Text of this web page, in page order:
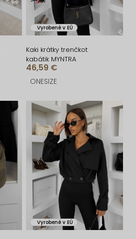
Vyrobené v EÚ
Kaki krátky trenčkot
kabátik MYNTRA
46,59 €
ONESIZE
Vyrobené v EÚ